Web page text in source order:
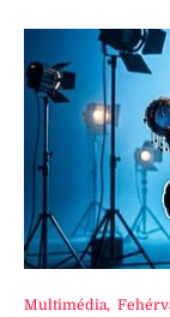
Multimédia,